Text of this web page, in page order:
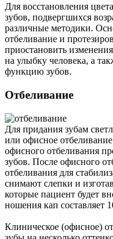
Для восстановления
зубов, подвергшихся
различные методики.
отбеливание и
приостановить
на улыбку человека, а
функцию зубов.
Отбеливание
Для придания зубам
или офисное
офисного отбеливания
зубов. После офисного
отбеливания для
снимают слепки и
которые пациент будет
ношения кап составляет
Клиническое (офисное)